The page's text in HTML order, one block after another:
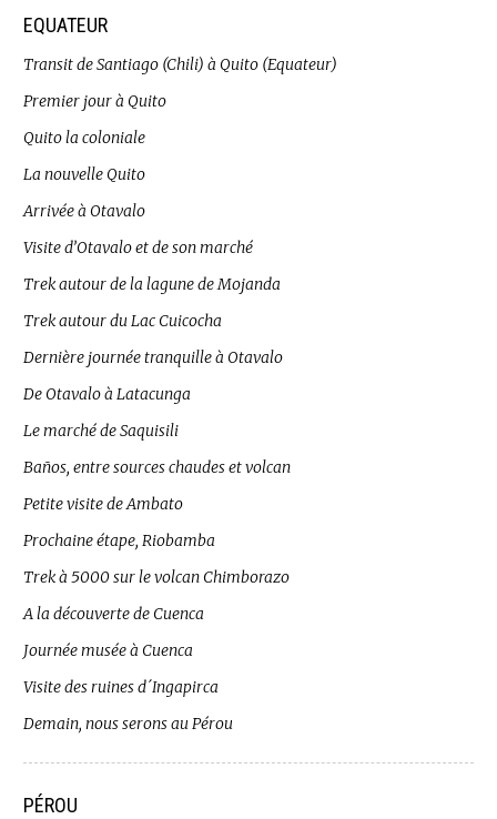
EQUATEUR
Transit de Santiago (Chili) à Quito (Equateur)
Premier jour à Quito
Quito la coloniale
La nouvelle Quito
Arrivée à Otavalo
Visite d’Otavalo et de son marché
Trek autour de la lagune de Mojanda
Trek autour du Lac Cuicocha
Dernière journée tranquille à Otavalo
De Otavalo à Latacunga
Le marché de Saquisili
Baños, entre sources chaudes et volcan
Petite visite de Ambato
Prochaine étape, Riobamba
Trek à 5000 sur le volcan Chimborazo
A la découverte de Cuenca
Journée musée à Cuenca
Visite des ruines d´Ingapirca
Demain, nous serons au Pérou
PÉROU